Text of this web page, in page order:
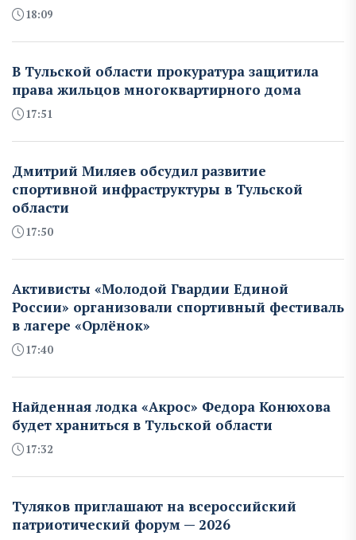
18:09
В Тульской области прокуратура защитила
права жильцов многоквартирного дома
17:51
Дмитрий Миляев обсудил развитие
спортивной инфраструктуры в Тульской
области
17:50
Активисты «Молодой Гвардии Единой
России» организовали спортивный фестиваль
в лагере «Орлёнок»
17:40
Найденная лодка «Акрос» Федора Конюхова
будет храниться в Тульской области
17:32
Туляков приглашают на всероссийский
патриотический форум — 2026